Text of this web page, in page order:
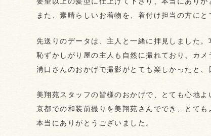
また、素晴らしいお着物を、着付け担当の方に
先送りのデータは、主人と一緒に拝見しました
恥ずかしがり屋の主人も自然に撮れており、カ
溝口さんのおかげで撮影がとても楽しかったと、
美翔苑スタッフの皆様のおかげで、とても心地よ
京都での和装前撮りを美翔苑さんででき、とても
本当にありがとうございました。